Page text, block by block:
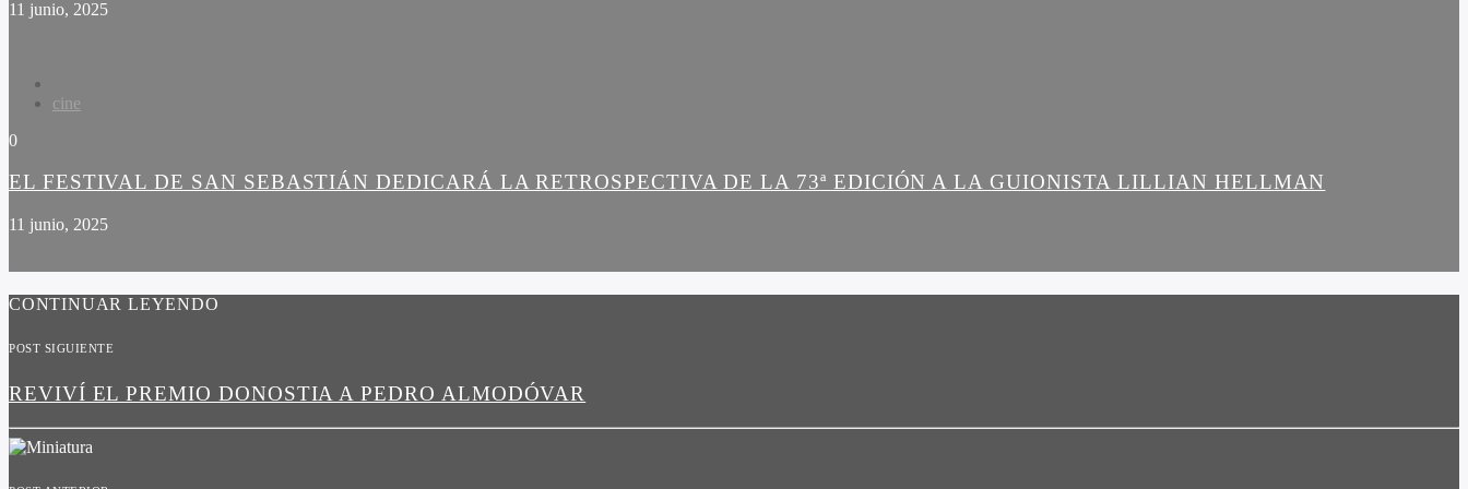
11 junio, 2025
cine
0
EL FESTIVAL DE SAN SEBASTIÁN DEDICARÁ LA RETROSPECTIVA DE LA 73ª EDICIÓN A LA GUIONISTA LILLIAN HELLMAN
11 junio, 2025
CONTINUAR LEYENDO
POST SIGUIENTE
REVIVÍ EL PREMIO DONOSTIA A PEDRO ALMODÓVAR